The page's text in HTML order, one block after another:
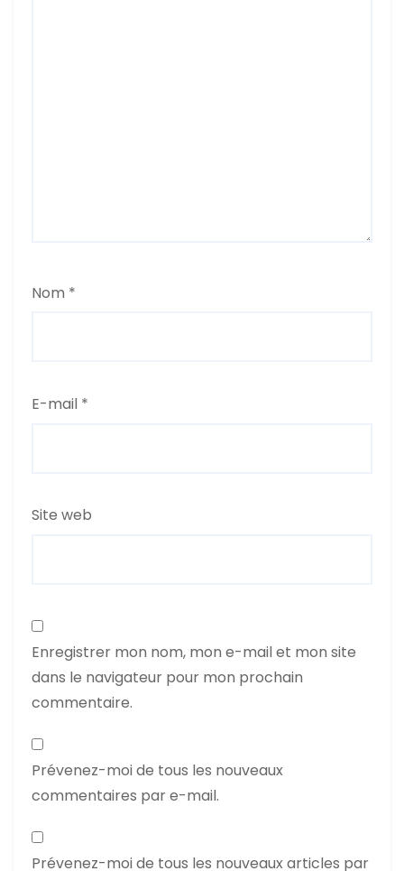
Nom *
E-mail *
Site web
Enregistrer mon nom, mon e-mail et mon site
dans le navigateur pour mon prochain
commentaire.
Prévenez-moi de tous les nouveaux
commentaires par e-mail.
Prévenez-moi de tous les nouveaux articles par